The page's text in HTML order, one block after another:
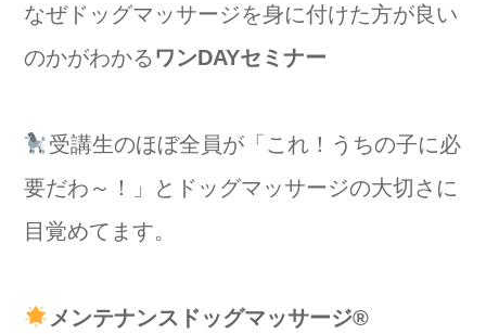
なぜドッグマッサージを身に付けた方が良い
のかがわかるワンDAYセミナー
受講生のほぼ全員が「これ！うちの子に必
要だわ～！」とドッグマッサージの大切さに
目覚めてます。
メンテナンスドッグマッサージ®️